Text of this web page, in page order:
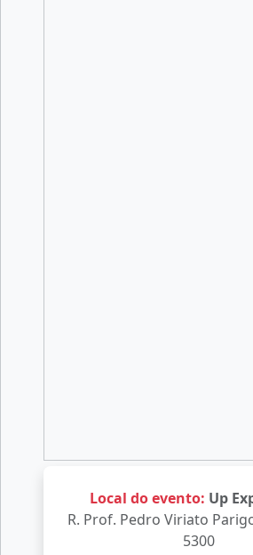
Local do evento: Up
R. Prof. Pedro Viriato
5300